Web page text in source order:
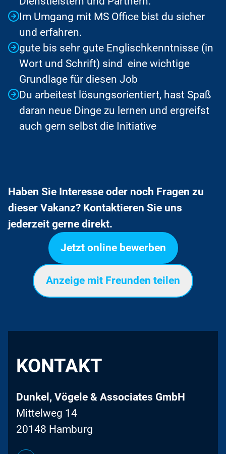
Im Umgang mit MS Office bist du sicher
und erfahren.
gute bis sehr gute Englischkenntnisse (in
Wort und Schrift) sind eine wichtige
Grundlage für diesen Job
Du arbeitest lösungsorientiert, hast Spaß
daran neue Dinge zu lernen und ergreifst
auch gern selbst die Initiative
Haben Sie Interesse oder noch Fragen zu
dieser Vakanz? Kontaktieren Sie uns
jederzeit gerne direkt.
Jetzt online bewerben
Anzeige mit Freunden teilen
KONTAKT
Dunkel, Vögele & Associates GmbH
Mittelweg 14
20148 Hamburg